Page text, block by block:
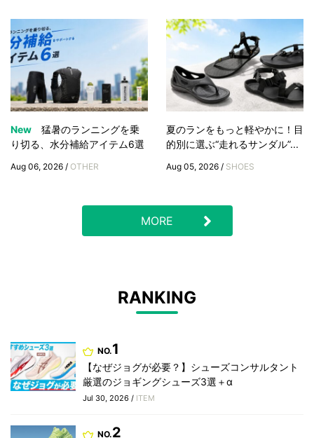
New
猛暑のランニングを乗
り切る、水分補給アイテム6選
Aug 06, 2026 / OTHER
夏のランをもっと軽やかに！目
的別に選ぶ“走れるサンダル”...
Aug 05, 2026 / SHOES
MORE
RANKING
NO.1
【なぜジョグが必要？】シューズコンサルタント
厳選のジョギングシューズ3選＋α
Jul 30, 2026 / ITEM
NO.2